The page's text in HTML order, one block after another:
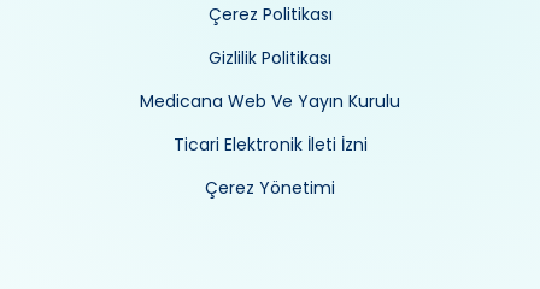
Çerez Politikası
Gizlilik Politikası
Medicana Web Ve Yayın Kurulu
Ticari Elektronik İleti İzni
Çerez Yönetimi